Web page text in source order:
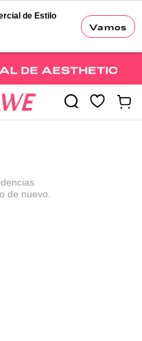
Vamos
de Estilo
de nuevo.